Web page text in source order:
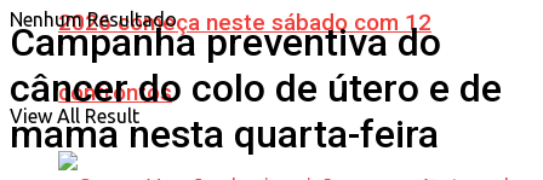
2026 começa neste sábado com 12
confrontos
Nenhum Resultado
View All Result
Campanha preventiva do
câncer do colo de útero e de
mama nesta quarta-feira